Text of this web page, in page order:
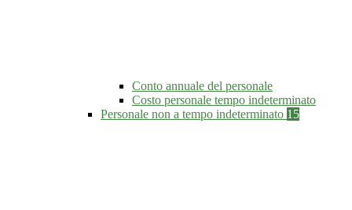
Conto annuale del personale
Costo personale tempo indeterminato
Personale non a tempo indeterminato 15